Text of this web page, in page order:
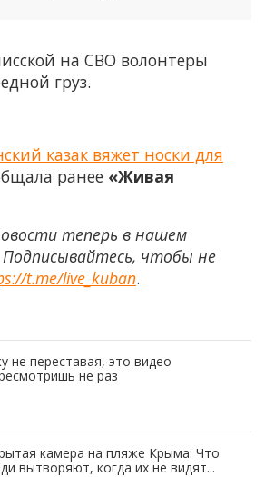
на СВО волонтеры
груз.
казак вяжет носки для
ранее «Живая
теперь в нашем
Подписывайтесь, чтобы не
t.me/live_kuban.
не переставая, это видео
не раз
камера на пляже Крыма: Что
вытворяют, когда их не видят...